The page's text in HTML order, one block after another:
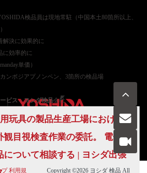
検品員は現地常駐（中国本土80箇所以上、
解決に効果的に
に効率的に
単価）
ンボジアプノンペン、3箇所の検品場
ビス–ヨシダ検品会社
玩具の製品生産工場における
観目視検査作業の委託。 電子電
について相談する | ヨシダ出張
わせ
お問い合わせ
プ 利用規 Copyright ©2026 ヨシダ 検品 All